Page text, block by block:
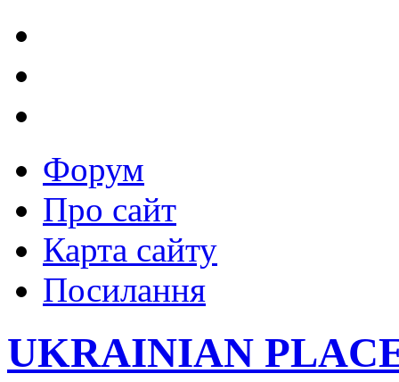
Форум
Про сайт
Карта сайту
Посилання
UKRAINIAN